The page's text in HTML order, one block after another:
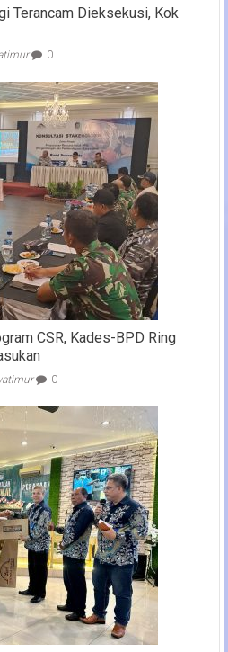
Terancam Dieksekusi, Kok
0
CSR, Kades-BPD Ring
0